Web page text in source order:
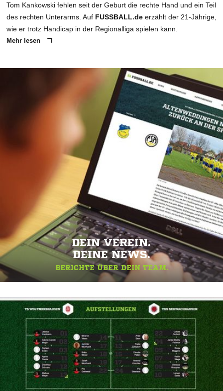
Tom Kankowski fehlen seit der Geburt die rechte Hand und ein Teil
des rechten Unterarms. Auf FUSSBALL.de erzählt der 21-Jährige,
wie er trotz Handicap in der Regionalliga spielen kann.
Mehr lesen
DEIN VEREIN.
DEINE NEWS.
BERICHTE ÜBER DEIN TEAM.